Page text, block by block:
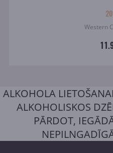
Western
ALKOHOLA
ALKOHOLISKOS
PĀRDOT,